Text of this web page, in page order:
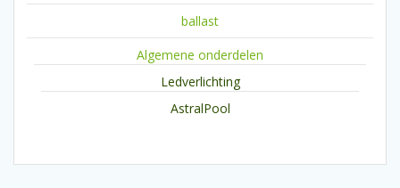
ballast
Algemene onderdelen
Ledverlichting
AstralPool